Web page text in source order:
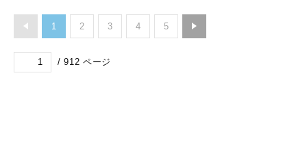
1 2 3 4 5
/ 912 ページ